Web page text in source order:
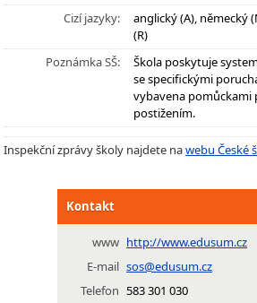
Cizí jazyky:
anglický (A), německý
(R)
Poznámka SŠ:
Škola poskytuje
se specifickými
vybavena pomůckami
postižením.
Inspekční zprávy školy najdete nawebu České
Kontakt
www http://www.edusum.cz
E-mail sos@edusum.cz
Telefon 583 301 030